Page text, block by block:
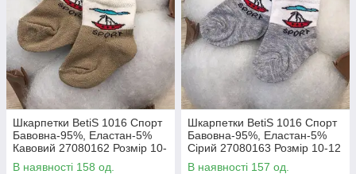
Шкарпетки BetiS 1016 Спорт
Бавовна-95%, Еластан-5%
Кавовий 27080162 Розмір 10-
12
В наявності 158 од.
Шкарпетки BetiS 1016 Спорт
Бавовна-95%, Еластан-5%
Сірий 27080163 Розмір 10-12
В наявності 157 од.